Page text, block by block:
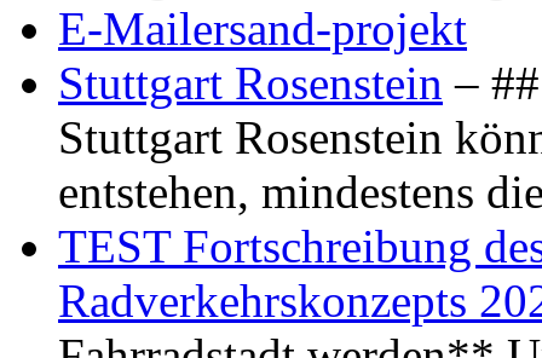
E-Mailersand-projekt
Stuttgart Rosenstein –
Stuttgart Rosenstein
entstehen, mindestens
TEST Fortschreibung
Radverkehrskonzepts